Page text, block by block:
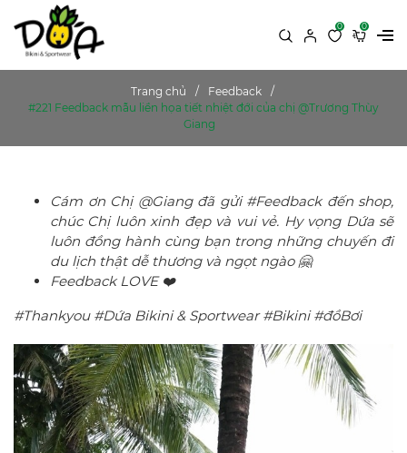
0 0
Trang chủ
Feedback
#221 Feedback mẫu liền họa tiết nhiệt đới của chị @Trương Thùy
Giang
Cám ơn Chị @Giang đã gửi #Feedback đến shop,
chúc Chị luôn xinh đẹp và vui vẻ. Hy vọng Dứa sẽ
luôn đồng hành cùng bạn trong những chuyến đi
du lịch thật dễ thương và ngọt ngào 🤗
Feedback LOVE ❤️
#Thankyou #Dứa Bikini & Sportwear #Bikini #đồBơi